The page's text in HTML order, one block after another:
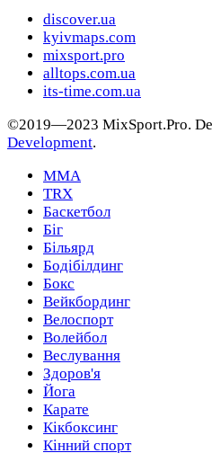
discover.ua
kyivmaps.com
mixsport.pro
alltops.com.ua
its-time.com.ua
©2019—2023 MixSport.Pro.
Development.
MMA
TRX
Баскетбол
Біг
Більярд
Бодібілдинг
Бокс
Вейкбординг
Велоспорт
Волейбол
Веслування
Здоров'я
Йога
Карате
Кікбоксинг
Кінний спорт